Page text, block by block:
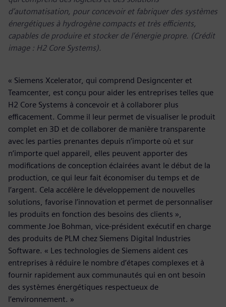
d’automatisation, pour concevoir et fabriquer des systèmes
énergétiques à hydrogène compacts et très efficients,
capables de produire et stocker de l’énergie propre. (Crédit
image : H2 Core Systems).
« Siemens Xcelerator, qui comprend Designcenter et
Teamcenter, est conçu pour aider les entreprises telles que
H2 Core Systems à concevoir et à collaborer plus
efficacement. Comme il leur permet de visualiser le produit
complet en 3D et de collaborer de manière transparente
avec les parties prenantes depuis n’importe où et sur
n’importe quel appareil, elles peuvent apporter des
modifications de conception éclairées avant le début de la
production, ce qui leur fait économiser du temps et de
l’argent. Cela accélère le développement de nouvelles
solutions, favorise l’innovation et permet de personnaliser
les produits en fonction des besoins des clients »,
commente Joe Bohman, vice-président exécutif en charge
des produits de PLM chez Siemens Digital Industries
Software. « Les technologies de Siemens aident ces
entreprises à réduire le nombre d’étapes complexes et à
fournir rapidement aux communautés qui en ont besoin
des systèmes énergétiques respectueux de
l’environnement. »